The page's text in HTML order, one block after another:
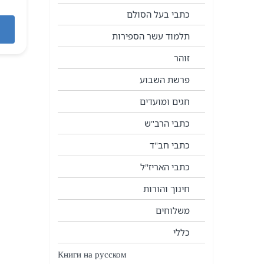
כתבי בעל הסולם
תלמוד עשר הספירות
זוהר
פרשת השבוע
חגים ומועדים
כתבי הרב"ש
כתבי חב"ד
כתבי האריז"ל
חינוך והורות
משלוחים
כללי
Книги на русском